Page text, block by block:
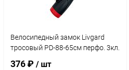
Велосипедный замок Livgard
тросовый PD-88-65см перфо. 3кл.
376 ₽ / шт